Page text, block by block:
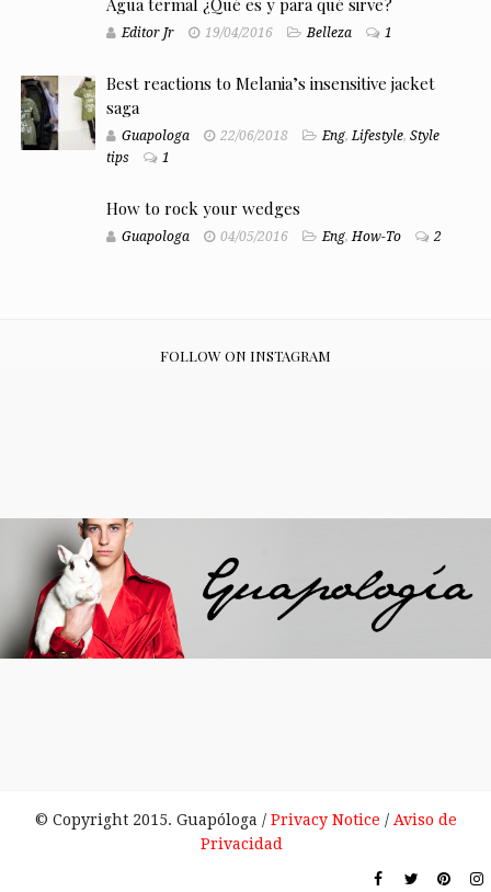
Editor Jr 19/04/2016 Belleza 1
Best reactions to Melania’s insensitive jacket
saga
Guapologa 22/06/2018 Eng,Lifestyle, Style
tips
1
How to rock your wedges
Guapologa 04/05/2016 Eng,How-To 2
FOLLOW ON INSTAGRAM
© Copyright 2015. Guapóloga / Privacy Notice / Aviso de
Privacidad